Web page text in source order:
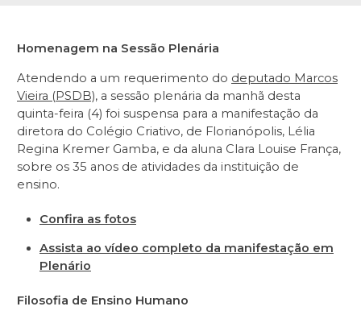
Homenagem na Sessão Plenária
Atendendo a um requerimento do deputado Marcos
Vieira (PSDB), a sessão plenária da manhã desta
quinta-feira (4) foi suspensa para a manifestação da
diretora do Colégio Criativo, de Florianópolis, Lélia
Regina Kremer Gamba, e da aluna Clara Louise França,
sobre os 35 anos de atividades da instituição de
ensino.
Confira as fotos
Assista ao vídeo completo da manifestação em
Plenário
Filosofia de Ensino Humano